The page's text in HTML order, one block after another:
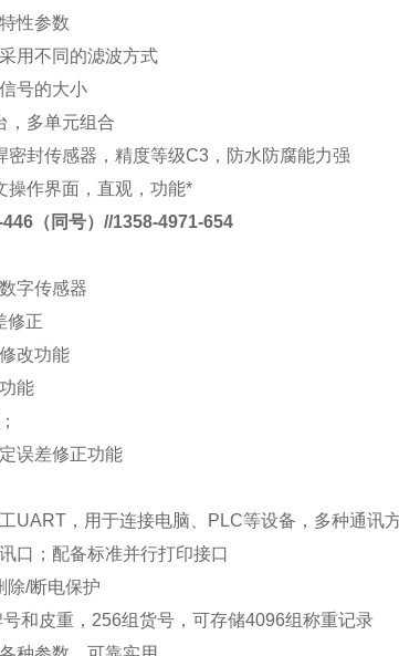
性参数
用不同的滤波方式
号的大小
，多单元组合
密封传感器，精度等级C3，防水防腐能力强
操作界面，直观，功能*
（同号）//1358-4971-654
字传感器
修正
改功能
能
误差修正功能
UART，用于连接电脑、 PLC等设备，多种通讯
口；配备标准并行打印接口
除/断电保护
和皮重， 256组货号，可存储4096组称重记录